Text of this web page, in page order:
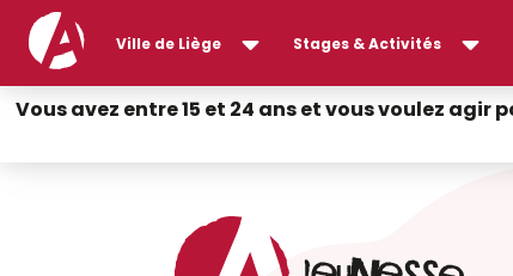
Ville de Liège Stages & Activités
Vous avez entre 15 et 24 ans et vous voulez agir